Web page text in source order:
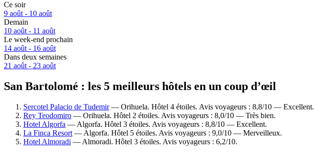
Ce soir
9 août - 10 août
Demain
10 août - 11 août
Le week-end prochain
14 août - 16 août
Dans deux semaines
21 août - 23 août
San Bartolomé : les 5 meilleurs hôtels en un coup d’œil
Sercotel Palacio de Tudemir— Orihuela. Hôtel 4 étoiles. Avis voyageurs : 8,8/10 — Excellent.
Rey Teodomiro — Orihuela. Hôtel 2 étoiles. Avis voyageurs : 8,0/10 — Très bien.
Hotel Algorfa — Algorfa. Hôtel 3 étoiles. Avis voyageurs : 8,8/10 — Excellent.
La Finca Resort — Algorfa. Hôtel 5 étoiles. Avis voyageurs : 9,0/10 — Merveilleux.
Hotel Almoradi — Almoradi. Hôtel 3 étoiles. Avis voyageurs : 6,2/10.